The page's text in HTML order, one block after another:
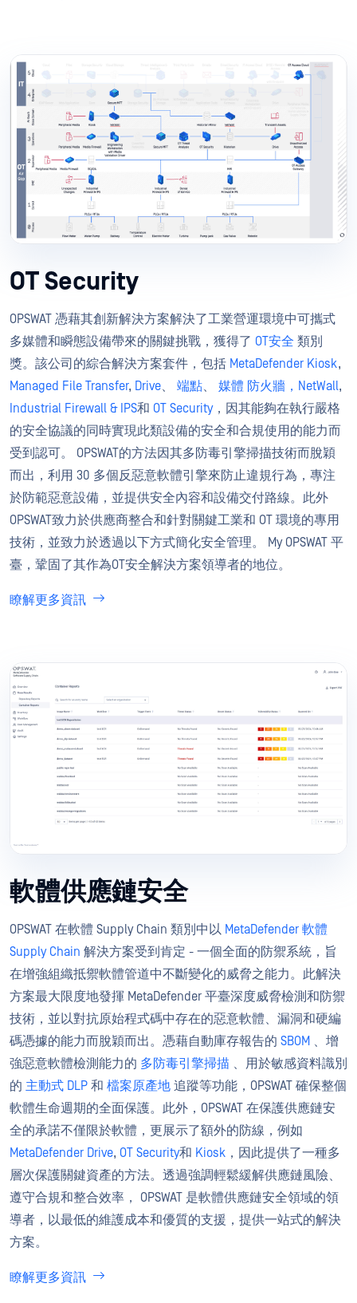
OT Security
OPSWAT 憑藉其創新解決方案解決了工業營運環境中可攜式
多媒體和瞬態設備帶來的關鍵挑戰，獲得了 OT安全 類別
獎。該公司的綜合解決方案套件，包括 MetaDefender Kiosk,
Managed File Transfer, Drive、 端點、 媒體 防火牆， NetWall,
Industrial Firewall & IPS和 OT Security，因其能夠在執行嚴格
的安全協議的同時實現此類設備的安全和合規使用的能力而
受到認可。 OPSWAT的方法因其多防毒引擎掃描技術而脫穎
而出，利用 30 多個反惡意軟體引擎來防止違規行為，專注
於防範惡意設備，並提供安全內容和設備交付路線。此外
OPSWAT致力於供應商整合和針對關鍵工業和 OT 環境的專用
技術，並致力於透過以下方式簡化安全管理。 My OPSWAT 平
臺，鞏固了其作為OT安全解決方案領導者的地位。
瞭解更多資訊
軟體供應鏈安全
OPSWAT 在軟體 Supply Chain 類別中以 MetaDefender 軟體
Supply Chain 解決方案受到肯定 - 一個全面的防禦系統，旨
在增強組織抵禦軟體管道中不斷變化的威脅之能力。此解決
方案最大限度地發揮 MetaDefender 平臺深度威脅檢測和防禦
技術，並以對抗原始程式碼中存在的惡意軟體、漏洞和硬編
碼憑據的能力而脫穎而出。憑藉自動庫存報告的 SBOM 、增
強惡意軟體檢測能力的 多防毒引擎掃描 、用於敏感資料識別
的 主動式 DLP 和 檔案原產地 追蹤等功能，OPSWAT 確保整個
軟體生命週期的全面保護。此外，OPSWAT 在保護供應鏈安
全的承諾不僅限於軟體，更展示了額外的防線，例如
MetaDefender Drive, OT Security和 Kiosk ，因此提供了一種多
層次保護關鍵資產的方法。透過強調輕鬆緩解供應鏈風險、
遵守合規和整合效率， OPSWAT 是軟體供應鏈安全領域的領
導者，以最低的維護成本和優質的支援，提供一站式的解決
方案。
瞭解更多資訊